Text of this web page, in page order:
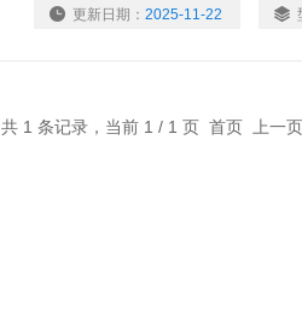
更新日期： 2025-11-22
共 1 条记录，当前 1 / 1 页 首页 上一